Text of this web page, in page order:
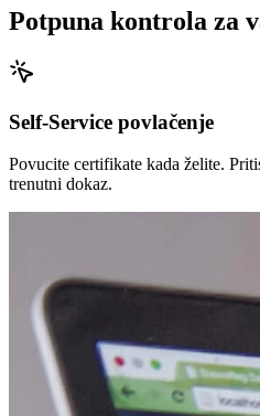
Potpuna kontrola za
Self-Service povlačenje
Povucite certifikate kada želite.
trenutni dokaz.